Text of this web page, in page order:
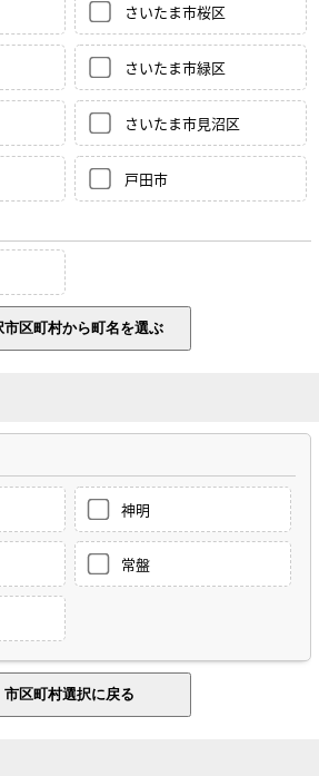
さいたま市桜区
さいたま市緑区
さいたま市見沼区
戸田市
神明
常盤